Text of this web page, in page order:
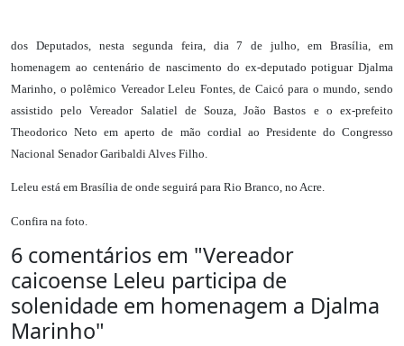
dos Deputados, nesta segunda feira, dia 7 de julho, em Brasília, em
homenagem ao centenário de nascimento do ex-deputado potiguar Djalma
Marinho, o polêmico Vereador Leleu Fontes, de Caicó para o mundo, sendo
assistido pelo Vereador Salatiel de Souza, João Bastos e o ex-prefeito
Theodorico Neto em aperto de mão cordial ao Presidente do Congresso
Nacional Senador Garibaldi Alves Filho.
Leleu está em Brasília de onde seguirá para Rio Branco, no Acre.
Confira na foto.
6 comentários em "Vereador
caicoense Leleu participa de
solenidade em homenagem a Djalma
Marinho"